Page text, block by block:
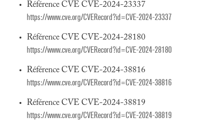
Référence CVE CVE-2024-23337
https://www.cve.org/CVERecord?id=CVE-2024-23337
Référence CVE CVE-2024-28180
https://www.cve.org/CVERecord?id=CVE-2024-28180
Référence CVE CVE-2024-38816
https://www.cve.org/CVERecord?id=CVE-2024-38816
Référence CVE CVE-2024-38819
https://www.cve.org/CVERecord?id=CVE-2024-38819